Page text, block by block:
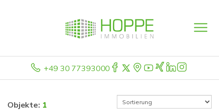
+49 30 77393000
Objekte: 1